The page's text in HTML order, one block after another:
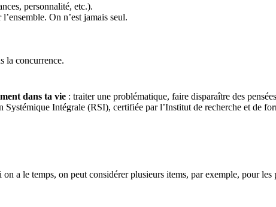
personnalité, etc.).
On n’est jamais seul.
la concurrence.
dans ta vie : traiter une problématique, faire disparaître des
Intégrale (RSI), certifiée par l’Institut de recherche et de
a le temps, on peut considérer plusieurs items, par exemple, pour les